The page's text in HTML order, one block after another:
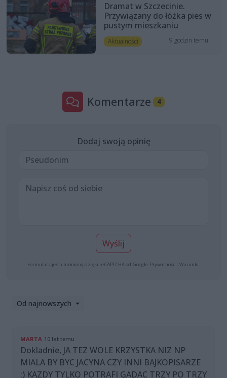
Dramat w Szczecinie.
Przywiązany do łóżka pies w
pustym mieszkaniu
Aktualności 9 godzin temu
Komentarze 4
Dodaj swoją opinię
Wyślij
Formularz jest chroniony dzięki reCAPTCHA od Google: Prywatność | Warunki
Od najnowszych
MARTA 10 lat temu
Dokladnie, JA TEZ WOLE KRZYSTKA NIZ NP
MIALA BY BYC JACYNA CZY INNI BAJKOPISARZE
:) KAZDY TYLKO POTRAFI GADAC TRZY PO TRZY